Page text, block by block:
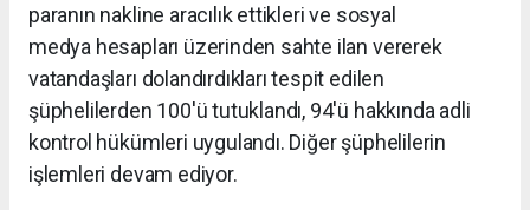
paranın nakline aracılık ettikleri ve sosyal
medya hesapları üzerinden sahte ilan vererek
vatandaşları dolandırdıkları tespit edilen
şüphelilerden 100'ü tutuklandı, 94'ü hakkında adli
kontrol hükümleri uygulandı. Diğer şüphelilerin
işlemleri devam ediyor.